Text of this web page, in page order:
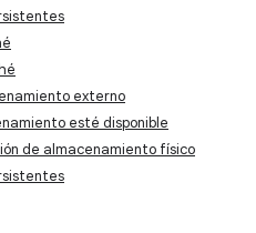
externo
esté disponible
de almacenamiento físico